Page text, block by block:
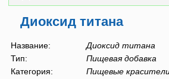
Диоксид титана
Название:
Диоксид титана
Тип:
Пищевая добавка
Категория:
Пищевые